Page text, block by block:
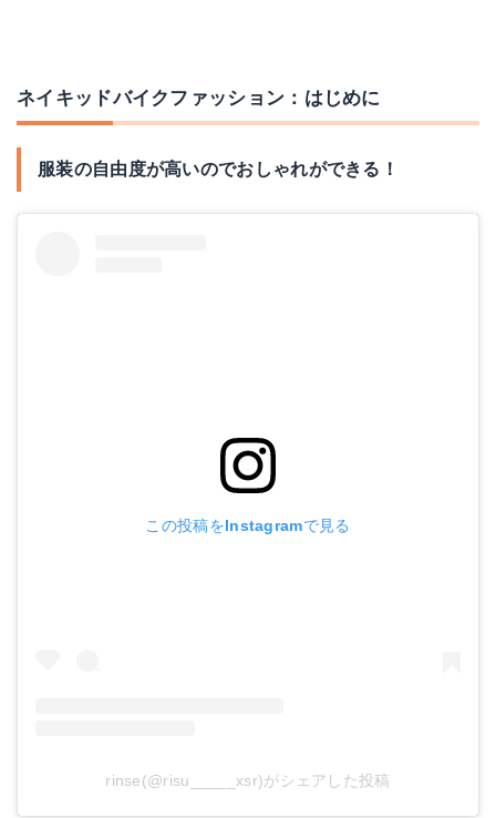
ネイキッドバイクファッション：はじめに
服装の自由度が高いのでおしゃれができる！
この投稿をInstagramで見る
rinse(@risu_____xsr)がシェアした投稿